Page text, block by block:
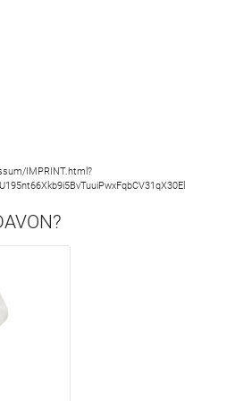
IMPRINT.html?